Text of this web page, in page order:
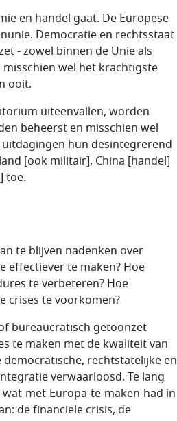
en handel gaat. De Europese
Democratie en rechtsstaat
- zowel binnen de Unie als
wel het krachtigste
ooit.
uiteenvallen, worden
beheerst en misschien wel
hun desintegrerend
[ook militair], China [handel]
toe.
te blijven nadenken over
effectiever te maken? Hoe
te verbeteren? Hoe
crises te voorkomen?
bureaucratisch getoonzet
te maken met de kwaliteit van
democratische, rechtstatelijke en
verwaarloosd. Te lang
met-Europa-te-maken-had in
de financiele crisis, de